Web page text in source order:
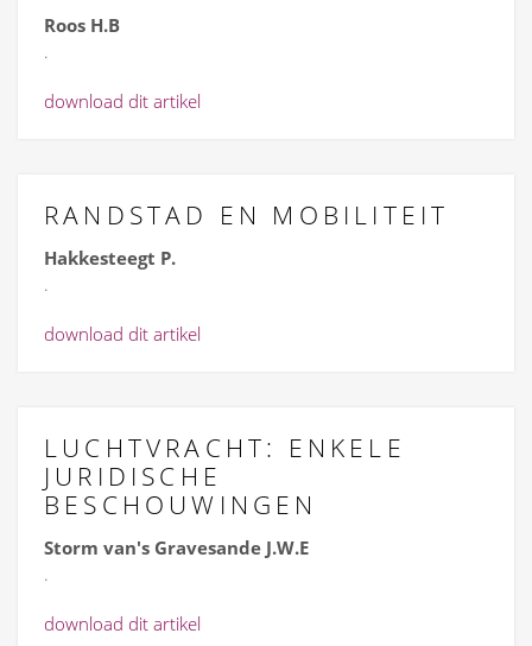
Roos H.B
.
download dit artikel
RANDSTAD EN MOBILITEIT
Hakkesteegt P.
.
download dit artikel
LUCHTVRACHT: ENKELE
JURIDISCHE
BESCHOUWINGEN
Storm van's Gravesande J.W.E
.
download dit artikel